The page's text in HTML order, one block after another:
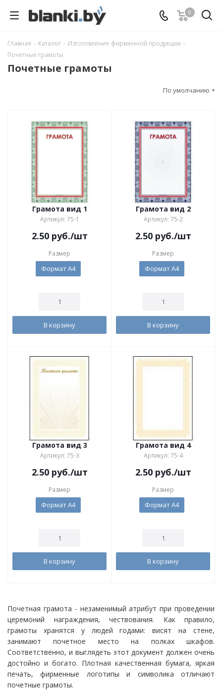
0
Главная - Каталог - Изготовление фирменной продукции -
Почетные грамоты
Почетные грамоты
По умолчанию
Грамота вид 1
Артикул: 75-1
2.50руб./шт
Размер
Формат А4
В корзину
Грамота вид 2
Артикул: 75-2
2.50руб./шт
Размер
Формат А4
В корзину
Грамота вид 3
Артикул: 75-3
2.50руб./шт
Размер
Формат А4
В корзину
Грамота вид 4
Артикул: 75-4
2.50руб./шт
Размер
Формат А4
В корзину
Почетная грамота - незаменимый атрибут при проведении
церемоний награждения, чествования. Как правило,
грамоты хранятся у людей годами: висят на стене,
занимают почетное место на полках шкафов.
Соответственно, и выглядеть этот документ должен очень
достойно и богато. Плотная качественная бумага, яркая
печать, фирменные логотипы и символика отличают
почетные грамоты.